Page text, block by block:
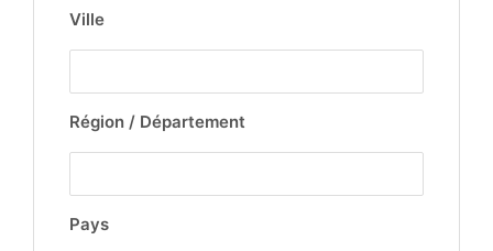
Ville
Région / Département
Pays